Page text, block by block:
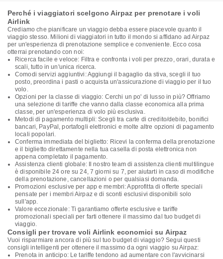
Perché i viaggiatori scelgono Airpaz per prenotare i voli
Airlink
Crediamo che pianificare un viaggio debba essere piacevole quanto il
viaggio stesso. Milioni di viaggiatori in tutto il mondo si affidano ad Airpaz
per un'esperienza di prenotazione semplice e conveniente. Ecco cosa
otterrai prenotando con noi:
Ricerca facile e veloce: Filtra e confronta i voli per prezzo, orari, durata e
scali, tutto in un'unica ricerca.
Comodi servizi aggiuntivi: Aggiungi il bagaglio da stiva, scegli il tuo
posto, preordina i pasti o acquista un'assicurazione di viaggio per il tuo
volo.
Opzioni per la classe di viaggio: Cerchi un po' di lusso in più? Offriamo
una selezione di tariffe che vanno dalla classe economica alla prima
classe, per un'esperienza di volo più esclusiva.
Metodi di pagamento multipli: Scegli tra carte di credito/debito, bonifici
bancari, PayPal, portafogli elettronici e molte altre opzioni di pagamento
locali popolari.
Conferma immediata del biglietto: Ricevi la conferma della prenotazione
e il biglietto direttamente nella tua casella di posta elettronica non
appena completato il pagamento.
Assistenza clienti globale: Il nostro team di assistenza clienti multilingue
è disponibile 24 ore su 24, 7 giorni su 7, per aiutarti in caso di modifiche
della prenotazione, cancellazioni o per qualsiasi domanda.
Promozioni esclusive per app e membri: Approfitta di offerte speciali
pensate per i membri Airpaz e di sconti esclusivi disponibili solo
sull'app.
Valore eccezionale: Ti garantiamo offerte esclusive e tariffe
promozionali speciali per farti ottenere il massimo dal tuo budget di
viaggio.
Consigli per trovare voli Airlink economici su Airpaz
Vuoi risparmiare ancora di più sul tuo budget di viaggio? Segui questi
consigli intelligenti per ottenere il massimo da ogni viaggio su Airpaz:
Prenota in anticipo: Le tariffe tendono ad aumentare con l'avvicinarsi